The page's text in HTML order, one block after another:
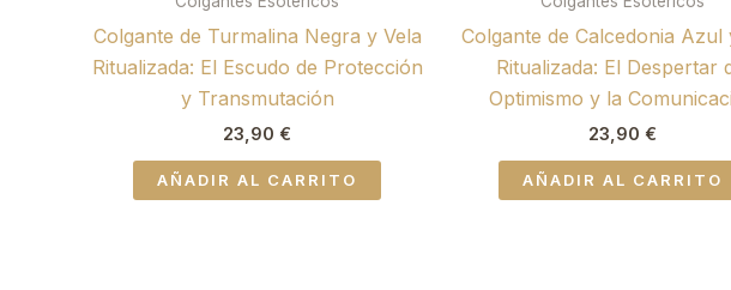
Colgante de Turmalina Negra y Vela
Ritualizada: El Escudo de Protección
y Transmutación
23,90 €
AÑADIR AL CARRITO
Colgante de Calcedonia Azul
Ritualizada: El Despertar
Optimismo y la
23,90 €
AÑADIR AL CARRITO